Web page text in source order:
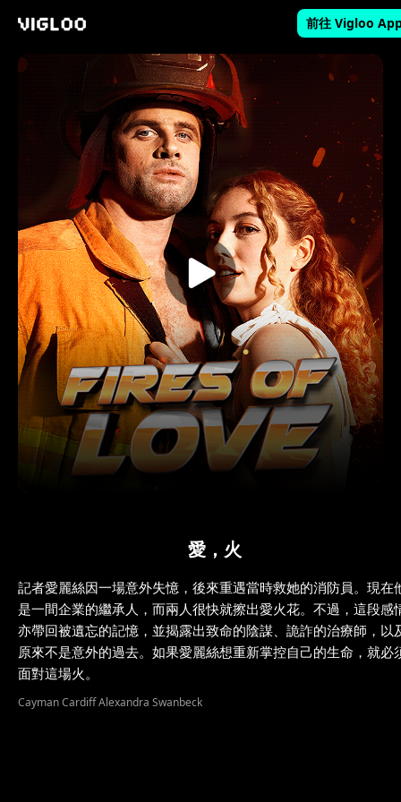
前往 Vigloo
愛，火
記者愛麗絲因一場意外失憶，後來重遇當時救她的消防員。現在
是一間企業的繼承人，而兩人很快就擦出愛火花。不過，這段感
亦帶回被遺忘的記憶，並揭露出致命的陰謀、詭詐的治療師，以
原來不是意外的過去。如果愛麗絲想重新掌控自己的生命，就必
面對這場火。
Cayman Cardiff Alexandra Swanbeck